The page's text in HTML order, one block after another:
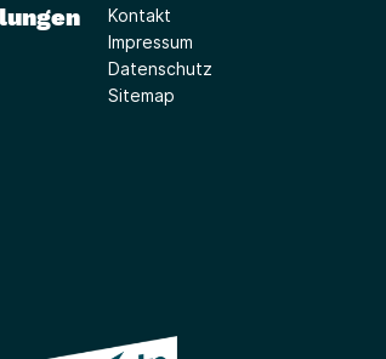
Kontakt
Impressum
Datenschutz
Sitemap